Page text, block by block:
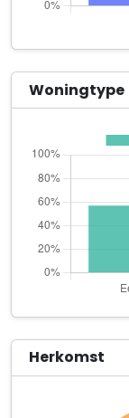
Ikblinkuit
John
Graafseweg 185
Klussen-
van
Levita 073
Louder.
Hintham 152
Montimar
Woningtype
Herkomst